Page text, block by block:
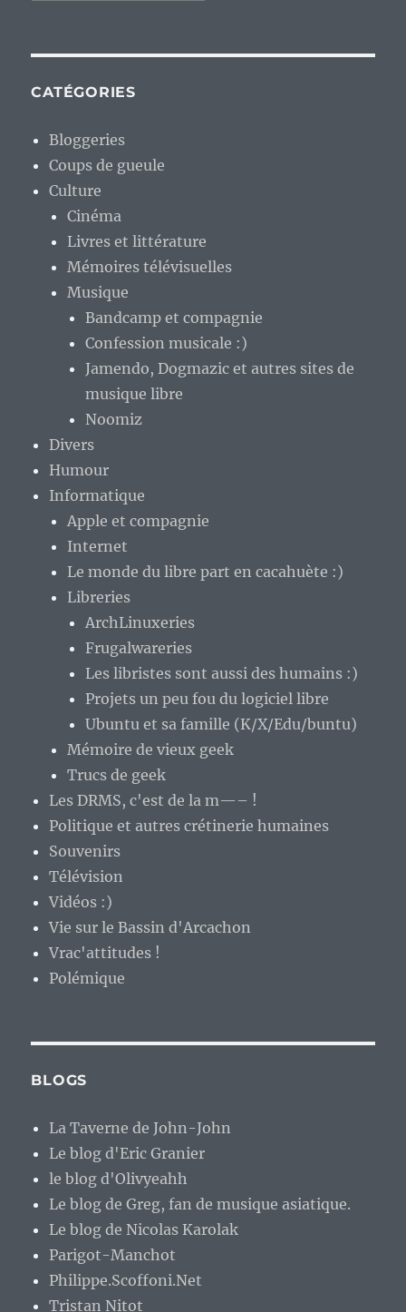
CATÉGORIES
Bloggeries
Coups de gueule
Culture
Cinéma
Livres et littérature
Mémoires télévisuelles
Musique
Bandcamp et compagnie
Confession musicale :)
Jamendo, Dogmazic et autres sites de
musique libre
Noomiz
Divers
Humour
Informatique
Apple et compagnie
Internet
Le monde du libre part en cacahuète :)
Libreries
ArchLinuxeries
Frugalwareries
Les libristes sont aussi des humains :)
Projets un peu fou du logiciel libre
Ubuntu et sa famille (K/X/Edu/buntu)
Mémoire de vieux geek
Trucs de geek
Les DRMS, c'est de la m—– !
Politique et autres crétinerie humaines
Souvenirs
Télévision
Vidéos :)
Vie sur le Bassin d'Arcachon
Vrac'attitudes !
Polémique
BLOGS
La Taverne de John-John
Le blog d'Eric Granier
le blog d'Olivyeahh
Le blog de Greg, fan de musique asiatique.
Le blog de Nicolas Karolak
Parigot-Manchot
Philippe.Scoffoni.Net
Tristan Nitot